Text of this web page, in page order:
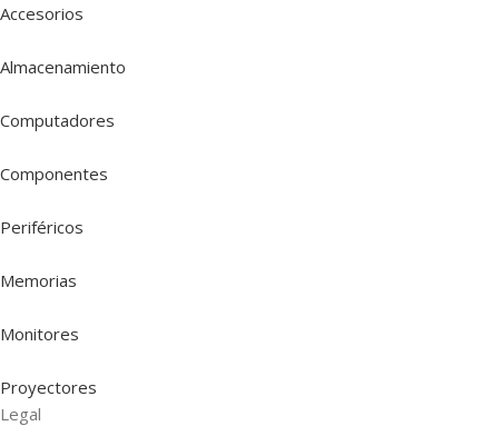
Accesorios
Almacenamiento
Computadores
Componentes
Periféricos
Memorias
Monitores
Proyectores
Legal